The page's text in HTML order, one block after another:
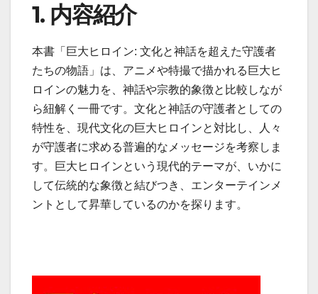
1. 内容紹介
本書「巨大ヒロイン: 文化と神話を超えた守護者
たちの物語」は、アニメや特撮で描かれる巨大ヒ
ロインの魅力を、神話や宗教的象徴と比較しなが
ら紐解く一冊です。文化と神話の守護者としての
特性を、現代文化の巨大ヒロインと対比し、人々
が守護者に求める普遍的なメッセージを考察しま
す。巨大ヒロインという現代的テーマが、いかに
して伝統的な象徴と結びつき、エンターテインメ
ントとして昇華しているのかを探ります。